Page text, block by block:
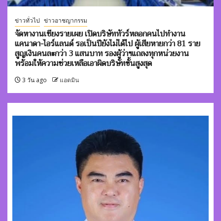
ข่าวทั่วไป ข่าวอาชญากรรม
จัดหางานเชียงรายเผย เปิดบริษัททัวร์หลอกคนไปทำงาน
แคนาดา-ไอร์แลนด์ รอเป็นปียังไม่ได้ไป ผู้เสียหายกว่า 81 ราย
สูญเงินคนละกว่า 3 แสนบาท รองผู้ว่าฯแถลงทุกหน่วยงาน
พร้อมให้ความช่วยเหลือเอาผิดบริษัทขั้นสูงสุด
3 วัน ago แอดมิน